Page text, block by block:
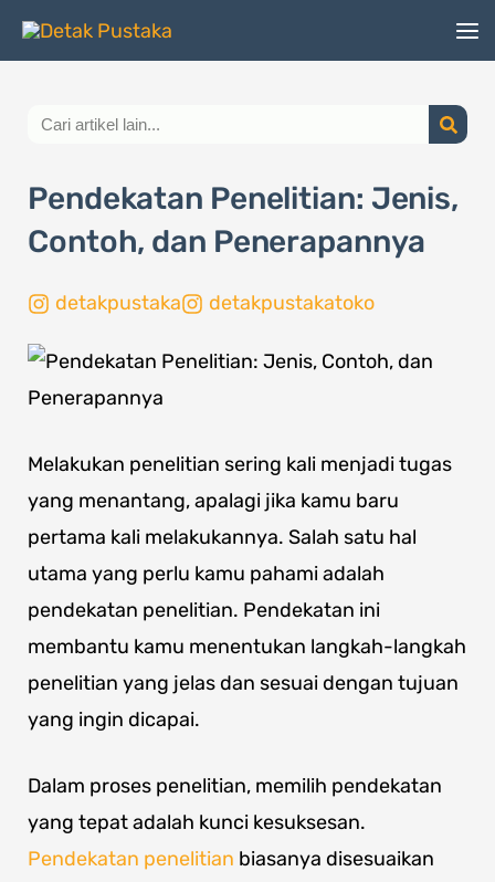
Lewati
Search
Pendekatan Penelitian: Jenis,
Contoh, dan Penerapannya
detakpustaka detakpustakatoko
Melakukan penelitian sering kali menjadi tugas
yang menantang, apalagi jika kamu baru
pertama kali melakukannya. Salah satu hal
utama yang perlu kamu pahami adalah
pendekatan penelitian. Pendekatan ini
membantu kamu menentukan langkah-langkah
penelitian yang jelas dan sesuai dengan tujuan
yang ingin dicapai.
Dalam proses penelitian, memilih pendekatan
yang tepat adalah kunci kesuksesan.
Pendekatan penelitian biasanya disesuaikan